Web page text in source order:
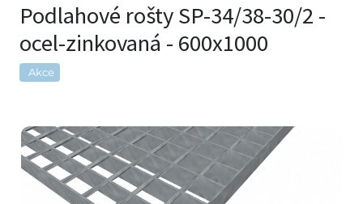
Podlahové rošty SP-34/38-30/2 -
ocel-zinkovaná - 600x1000
Akce